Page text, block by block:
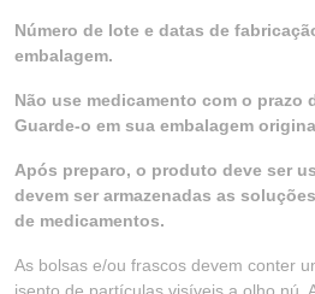
Número de lote e datas de
embalagem.
Não use medicamento com o prazo
Guarde-o em sua embalagem
Após preparo, o produto deve ser
devem ser armazenadas as
de medicamentos.
As bolsas e/ou frascos devem conter